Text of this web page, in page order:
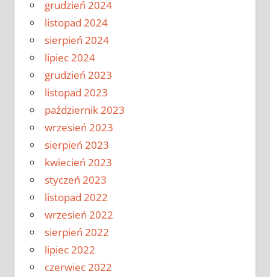
grudzień 2024
listopad 2024
sierpień 2024
lipiec 2024
grudzień 2023
listopad 2023
październik 2023
wrzesień 2023
sierpień 2023
kwiecień 2023
styczeń 2023
listopad 2022
wrzesień 2022
sierpień 2022
lipiec 2022
czerwiec 2022